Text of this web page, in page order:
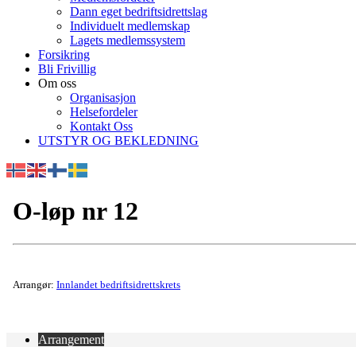
Dann eget bedriftsidrettslag
Individuelt medlemskap
Lagets medlemssystem
Forsikring
Bli Frivillig
Om oss
Organisasjon
Helsefordeler
Kontakt Oss
UTSTYR OG BEKLEDNING
O-løp nr 12
Arrangør: Innlandet bedriftsidrettskrets
Arrangement